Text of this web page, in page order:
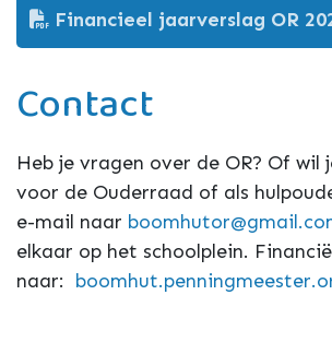
Financieel jaarverslag OR
Contact
Heb je vragen over de OR? Of wil
voor de Ouderraad of als
e-mail naar
elkaar op het schoolplein.
naar: